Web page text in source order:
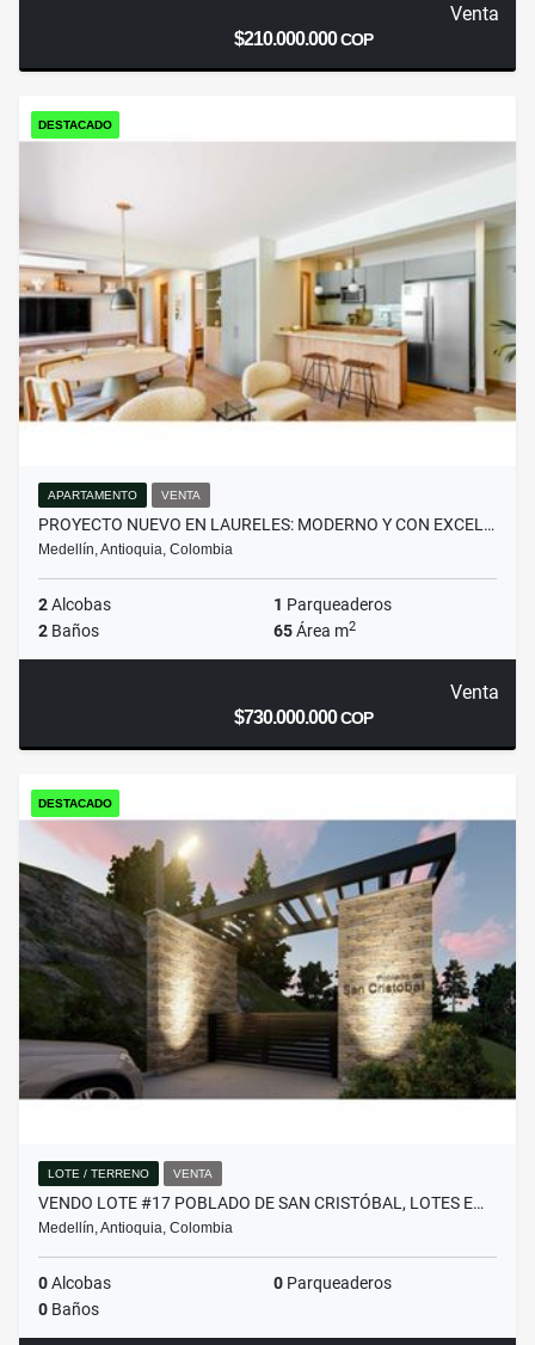
Venta
$210.000.000COP
DESTACADO
APARTAMENTO VENTA
PROYECTO NUEVO EN LAURELES: MODERNO Y CON EXCEL…
Medellín, Antioquia, Colombia
2Alcobas 1 Parqueaderos
2 Baños 65Área m2
Venta
$730.000.000COP
DESTACADO
LOTE / TERRENO VENTA
VENDO LOTE #17 POBLADO DE SAN CRISTÓBAL, LOTES E…
Medellín, Antioquia, Colombia
0Alcobas 0 Parqueaderos
0 Baños